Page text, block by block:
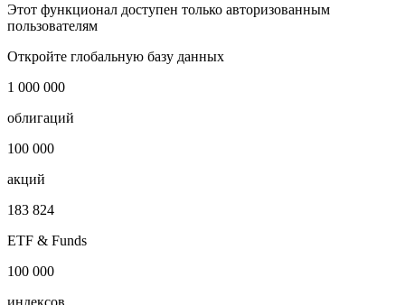
Этот функционал доступен только авторизованным
пользователям
Откройте глобальную базу данных
1 000 000
облигаций
100 000
акций
183 824
ETF & Funds
100 000
индексов